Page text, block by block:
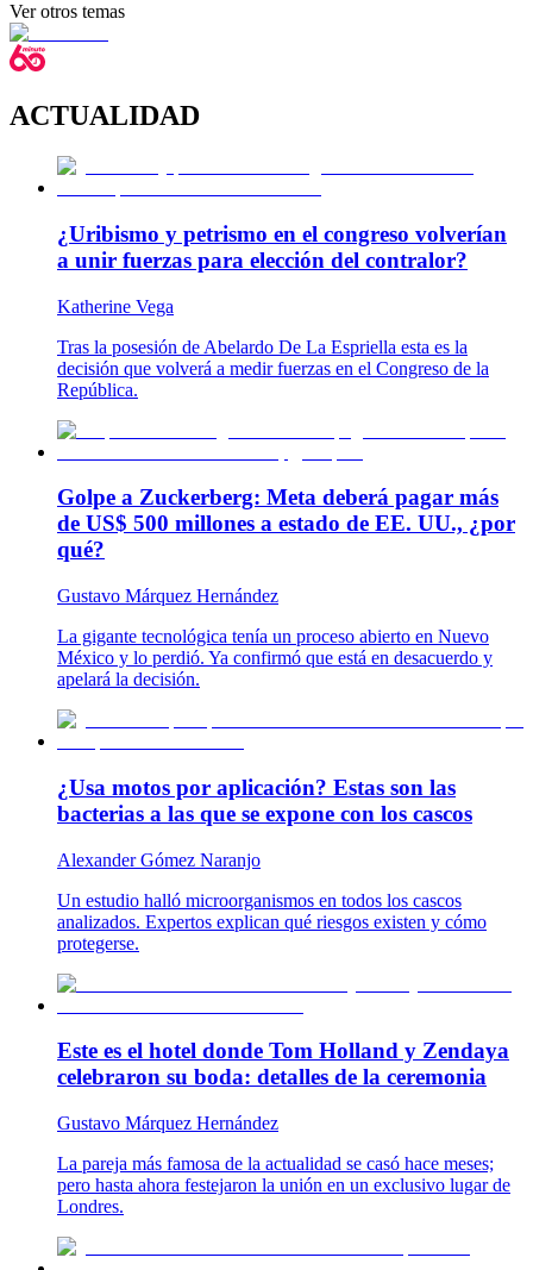
Ver otros temas
ACTUALIDAD
¿Uribismo y petrismo en el congreso volverían
a unir fuerzas para elección del contralor?
Katherine Vega
Tras la posesión de Abelardo De La Espriella esta es la
decisión que volverá a medir fuerzas en el Congreso de la
República.
Golpe a Zuckerberg: Meta deberá pagar más
de US$ 500 millones a estado de EE. UU., ¿por
qué?
Gustavo Márquez Hernández
La gigante tecnológica tenía un proceso abierto en Nuevo
México y lo perdió. Ya confirmó que está en desacuerdo y
apelará la decisión.
¿Usa motos por aplicación? Estas son las
bacterias a las que se expone con los cascos
Alexander Gómez Naranjo
Un estudio halló microorganismos en todos los cascos
analizados. Expertos explican qué riesgos existen y cómo
protegerse.
Este es el hotel donde Tom Holland y Zendaya
celebraron su boda: detalles de la ceremonia
Gustavo Márquez Hernández
La pareja más famosa de la actualidad se casó hace meses;
pero hasta ahora festejaron la unión en un exclusivo lugar de
Londres.